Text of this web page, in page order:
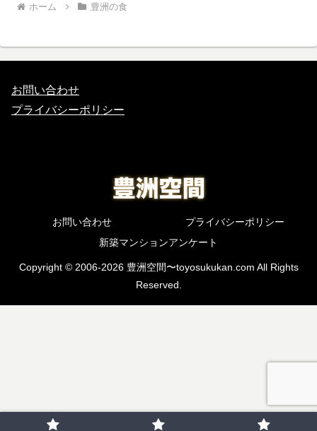
ホーム 豊洲の食
お問い合わせ
プライバシーポリシー
お問い合わせ
プライバシーポリシー
新築マンションアンケート
Copyright © 2006-2026 豊洲空間〜toyosukukan.com All Rights
Reserved.